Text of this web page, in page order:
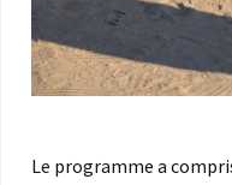
Le programme a